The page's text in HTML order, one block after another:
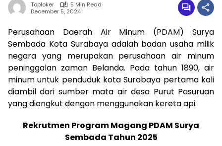
Toploker
5 Min Read
December 5, 2024
Perusahaan Daerah Air Minum (PDAM) Surya
Sembada Kota Surabaya adalah badan usaha milik
negara yang merupakan perusahaan air minum
peninggalan zaman Belanda. Pada tahun 1890, air
minum untuk penduduk kota Surabaya pertama kali
diambil dari sumber mata air desa Purut Pasuruan
yang diangkut dengan menggunakan kereta api.
Rekrutmen Program Magang PDAM Surya
Sembada Tahun 2025